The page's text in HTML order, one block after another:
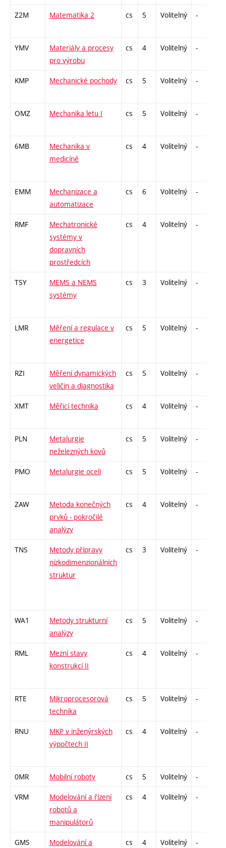
Z2M Matematika 2 cs 5 Volitelný -
YMV
Materiály a procesy
pro výrobu
cs 4 Volitelný -
KMP Mechanické pochody cs 5 Volitelný -
OMZ Mechanika letu I cs 5 Volitelný -
6MB
Mechanika v
medicíně
cs 4 Volitelný -
EMM
Mechanizace a
automatizace
cs 6 Volitelný -
RMF
Mechatronické
systémy v
dopravních
prostředcích
cs 4 Volitelný -
TSY
MEMS a NEMS
systémy
cs 3 Volitelný -
LMR
Měření a regulace v
energetice
cs 5 Volitelný -
RZI
Měření dynamických
veličin a diagnostika
cs 5 Volitelný -
XMT Měřicí technika cs 4 Volitelný -
PLN
Metalurgie
neželezných kovů
cs 5 Volitelný -
PMO Metalurgie oceli cs 5 Volitelný -
ZAW
Metoda konečných
prvků - pokročilé
analýzy
cs 4 Volitelný -
TNS
Metody přípravy
nízkodimenzionálních
struktur
cs 3 Volitelný -
WA1
Metody strukturní
analýzy
cs 5 Volitelný -
RML
Mezní stavy
konstrukcí II
cs 4 Volitelný -
RTE
Mikroprocesorová
technika
cs 5 Volitelný -
RNU
MKP v inženýrských
výpočtech II
cs 4 Volitelný -
0MR Mobilní roboty cs 5 Volitelný -
VRM
Modelování a řízení
robotů a
manipulátorů
cs 4 Volitelný -
GMS
Modelování a
cs 4 Volitelný -